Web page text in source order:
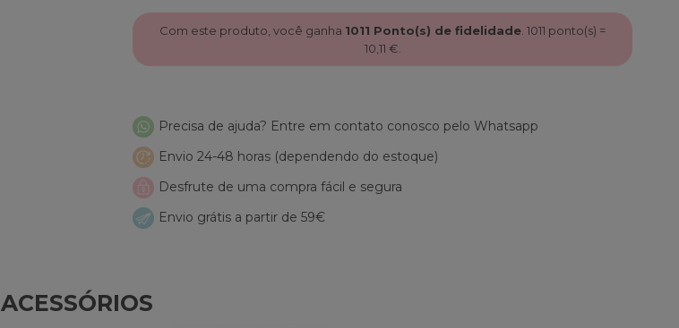
Com este produto, você ganha 1011 Ponto(s) de fidelidade 1011 ponto(s) =
10,11 €
Precisa de ajuda? Entre em contato conosco pelo Whatsapp
Envio 24-48 horas (dependendo do estoque)
Desfrute de uma compra fácil e segura
Envio grátis a partir de 59€
ACESSÓRIOS